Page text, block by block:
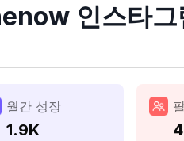
인스타그
월간 성장
1.9K